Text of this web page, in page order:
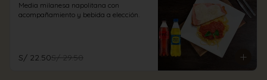
Media milanesa napolitana con
acompañamiento y bebida a elección.
S/ 22.50S/ 29.50